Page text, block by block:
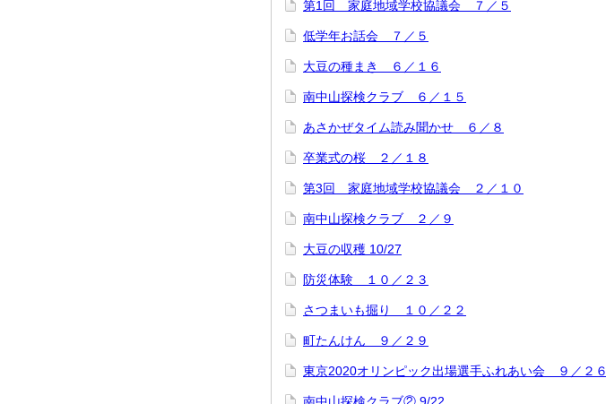
第1回 家庭地域学校協議会 ７／５
低学年お話会 ７／５
大豆の種まき ６／１６
南中山探検クラブ ６／１５
あさかぜタイム読み聞かせ ６／８
卒業式の桜 ２／１８
第3回 家庭地域学校協議会 ２／１０
南中山探検クラブ ２／９
大豆の収穫 10/27
防災体験 １０／２３
さつまいも掘り １０／２２
町たんけん ９／２９
東京2020オリンピック出場選手ふれあい会 ９／２６